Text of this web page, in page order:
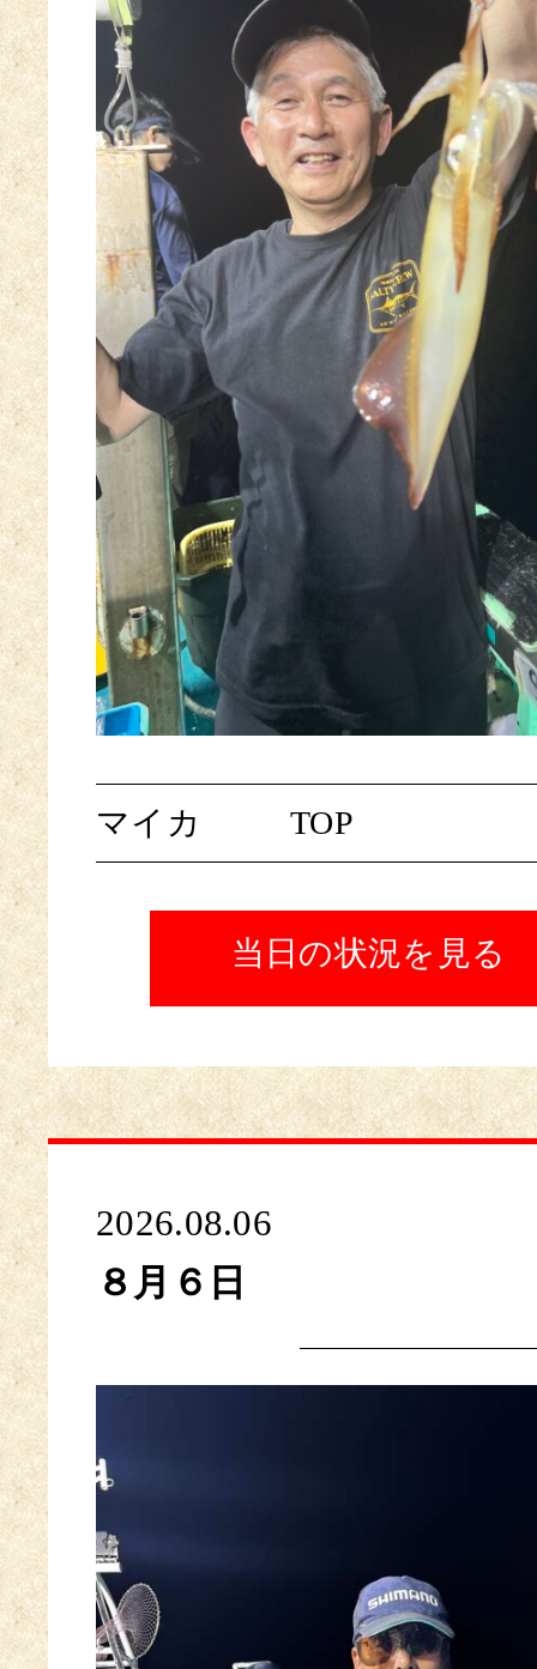
マイカ TOP
当日の状況を見る
2026.08.06
８月６日